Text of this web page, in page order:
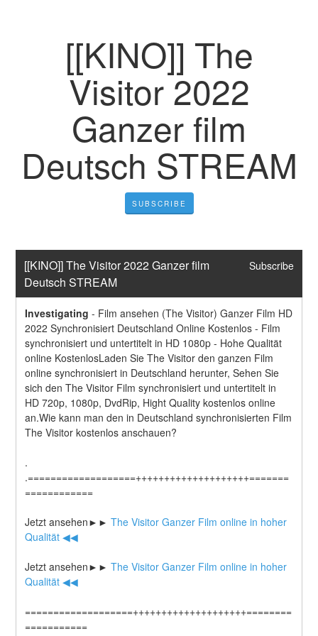
[[KINO]] The
Visitor 2022
Ganzer film
Deutsch STREAM
SUBSCRIBE
[[KINO]] The Visitor 2022 Ganzer film
Deutsch STREAM
Subscribe
Investigating - Film ansehen (The Visitor) Ganzer Film HD
2022 Synchronisiert Deutschland Online Kostenlos - Film
synchronisiert und untertitelt in HD 1080p - Hohe Qualität
online KostenlosLaden Sie The Visitor den ganzen Film
online synchronisiert in Deutschland herunter, Sehen Sie
sich den The Visitor Film synchronisiert und untertitelt in
HD 720p, 1080p, DvdRip, Hight Quality kostenlos online
an.Wie kann man den in Deutschland synchronisierten Film
The Visitor kostenlos anschauen?
.
.===================++++++++++++++++++++=======
============
Jetzt ansehen►► The Visitor Ganzer Film online in hoher
Qualität ◀◀
Jetzt ansehen►► The Visitor Ganzer Film online in hoher
Qualität ◀◀
===================++++++++++++++++++++========
===========